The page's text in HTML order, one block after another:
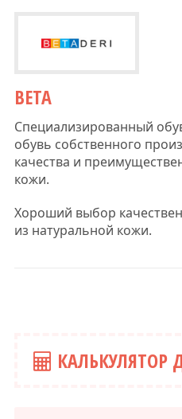
BETA
Специализированный
обувь собственного
качества и
кожи.
Хороший выбор
из натуральной кожи.
КАЛЬКУЛЯТОР